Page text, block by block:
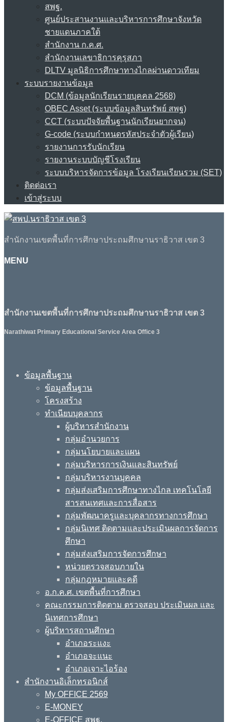
สพฐ.
ศูนย์ประสานงานและบริหารการศึกษาจังหวัด
ชายแดนภาคใต้
สำนักงาน ก.ค.ศ.
สำนักงานเลขาธิการคุรุสภา
DLTV มูลนิธิการศึกษาทางไกลผ่านดาวเทียม
ระบบรายงานข้อมูล
DCM (ข้อมูลนักเรียนรายบุคคล 2568)
OBEC Asset (ระบบข้อมูลสินทรัพย์ สพฐ)
CCT (ระบบปัจจัยพื้นฐานนักเรียนยากจน)
G-code (ระบบกำหนดรหัสประจำตัวผู้เรียน)
รายงานการรับนักเรียน
รายงานระบบบัญชีโรงเรียน
ระบบบริหารจัดการข้อมูล โรงเรียนเรียนรวม (SET)
ติดต่อเรา
เข้าสู่ระบบ
สำนักงานเขตพื้นที่การศึกษาประถมศึกษานราธิวาส เขต 3
MENU
สำนักงานเขตพื้นที่การศึกษาประถมศึกษานราธิวาส เขต 3
Narathiwat Primary Educational Service Area Office 3
ข้อมูลพื้นฐาน
ข้อมูลพื้นฐาน
โครงสร้าง
ทำเนียบบุคลากร
ผู้บริหารสำนักงาน
กลุ่มอำนวยการ
กลุ่มนโยบายและแผน
กลุ่มบริหารการเงินและสินทรัพย์
กลุ่มบริหารงานบุคคล
กลุ่มส่งเสริมการศึกษาทางไกล เทคโนโลยี
สารสนเทศและการสื่อสาร
กลุ่มพัฒนาครูและบุคลากรทางการศึกษา
กลุ่มนิเทศ ติดตามและประเมินผลการจัดการ
ศึกษา
กลุ่มส่งเสริมการจัดการศึกษา
หน่วยตรวจสอบภายใน
กลุ่มกฎหมายและคดี
อ.ก.ค.ศ. เขตพื้นที่การศึกษา
คณะกรรมการติดตาม ตรวจสอบ ประเมินผล และ
นิเทศการศึกษา
ผู้บริหารสถานศึกษา
อำเภอระแงะ
อำเภอจะแนะ
อำเภอเจาะไอร้อง
สำนักงานอิเล็กทรอนิกส์
My OFFICE 2569
E-MONEY
E-OFFICE สพฐ.